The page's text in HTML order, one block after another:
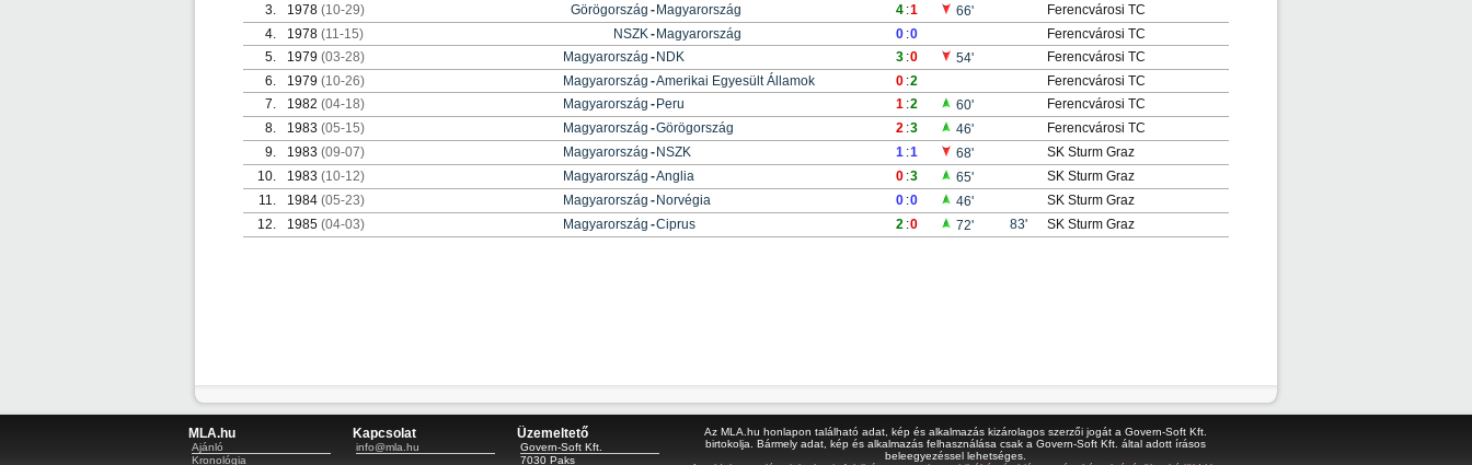
3.
1978 (10-29) Görögország - Magyarország 4 :1 66'
Ferencvárosi TC
4.
1978 (11-15) NSZK- Magyarország 0 :0
Ferencvárosi TC
5.
1979 (03-28) Magyarország - NDK 3 :0 54'
Ferencvárosi TC
6.
1979 (10-26) Magyarország -Amerikai Egyesült Államok 0 :2
Ferencvárosi TC
7.
1982 (04-18) Magyarország - Peru 1 :2 60'
Ferencvárosi TC
8.
1983 (05-15) Magyarország -Görögország 2 :3 46'
Ferencvárosi TC
9.
1983 (09-07) Magyarország - NSZK 1 :1 68'
SK Sturm Graz
10.
1983 (10-12) Magyarország -Anglia 0 :3 65'
SK Sturm Graz
11.
1984 (05-23) Magyarország - Norvégia 0 :0 46'
SK Sturm Graz
12.
1985 (04-03) Magyarország -Ciprus 2 :0 72' 83' SK Sturm Graz
MLA.hu
Ajánló
Kronológia
Kapcsolat
info@mla.hu
Üzemeltető
Govern-Soft Kft.
7030 Paks
Az MLA.hu honlapon található adat, kép és alkalmazás kizárolagos szerzői jogát a Govern-Soft Kft.
birtokolja. Bármely adat, kép és alkalmazás felhasználása csak a Govern-Soft Kft. által adott írásos
beleegyezéssel lehetséges.